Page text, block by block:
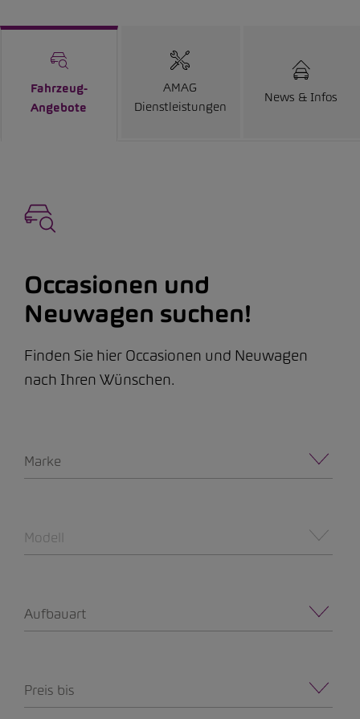
Fahrzeug-
Angebote
AMAG
Dienstleistungen
News & Infos
Occasionen und
Neuwagen suchen!
Finden Sie hier Occasionen und Neuwagen
nach Ihren Wünschen.
Marke
Modell
Aufbauart
Preis bis